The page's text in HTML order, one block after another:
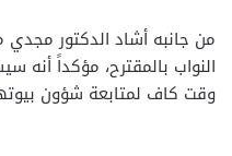
من جانبه أشاد الدكتور
النواب بالمقترح، مؤكداً
وقت كاف لمتابعة شؤون